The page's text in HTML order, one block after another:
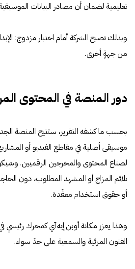
تعليمية لضمان أن مصادر البيانات
وبذلك تصبح الشركة أمام اختبار مزدوج:
من جهةٍ أخرى.
دور المنصة في المحتوى
بحسب ما كشفه التقرير، ستتيح المنصة
موسيقى أصلية في مقاطع الفيديو أو
لصناع المحتوى والمخرجين الرقميين.
تلائم المزاج أو المشهد المطلوب، دون
أو حقوق استخدام معقّدة.
وهذا يعزز مكانة أوبن إيه آي كمحرك رئيسي
الفنون المرئية والسمعية على حدّ سواء.